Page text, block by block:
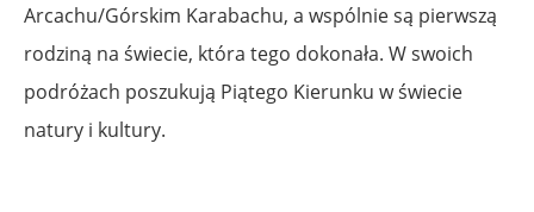
Arcachu/Górskim Karabachu, a wspólnie są pierwszą
rodziną na świecie, która tego dokonała. W swoich
podróżach poszukują Piątego Kierunku w świecie
natury i kultury.